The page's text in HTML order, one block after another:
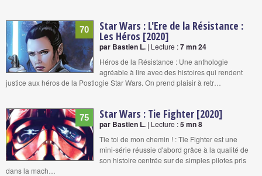
70 Star Wars : L'Ere de la Résistance :
Les Héros [2020]
par Bastien L. | Lecture :7 mn 24
Héros de la Résistance : Une anthologie
agréable à lire avec des histoires qui rendent
justice aux héros de la Postlogie Star Wars. On prend plaisir à retr…
75 Star Wars : Tie Fighter [2020]
par Bastien L. | Lecture :5 mn 8
Tie toi de mon chemin ! : Tie Fighter est une
mini-série réussie d'abord grâce à la qualité de
son histoire centrée sur de simples pilotes pris
dans la mach…